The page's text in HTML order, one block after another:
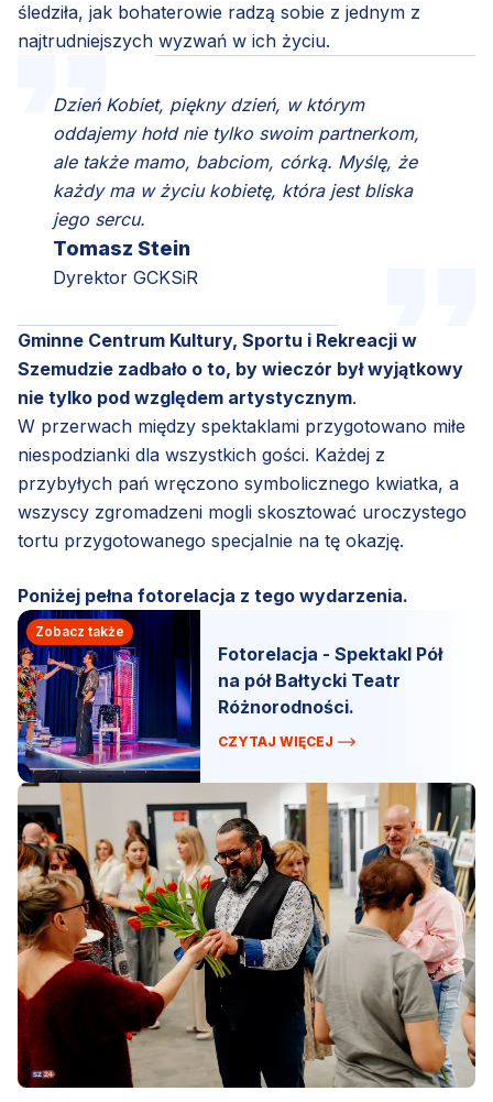
śledziła, jak bohaterowie radzą sobie z jednym z
najtrudniejszych wyzwań w ich życiu.
Dzień Kobiet, piękny dzień, w którym
oddajemy hołd nie tylko swoim partnerkom,
ale także mamo, babciom, córką. Myślę, że
każdy ma w życiu kobietę, która jest bliska
jego sercu.
Tomasz Stein
Dyrektor GCKSiR
Gminne Centrum Kultury, Sportu i Rekreacji w
Szemudzie zadbało o to, by wieczór był wyjątkowy
nie tylko pod względem artystycznym.
W przerwach między spektaklami przygotowano miłe
niespodzianki dla wszystkich gości. Każdej z
przybyłych pań wręczono symbolicznego kwiatka, a
wszyscy zgromadzeni mogli skosztować uroczystego
tortu przygotowanego specjalnie na tę okazję.
Poniżej pełna fotorelacja z tego wydarzenia.
Zobacz także
Fotorelacja - Spektakl Pół
na pół Bałtycki Teatr
Różnorodności.
CZYTAJ WIĘCEJ